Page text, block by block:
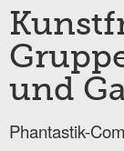
und
Phantastik-